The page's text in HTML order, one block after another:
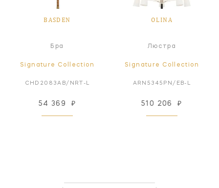
BASDEN
Бра
Signature Collection
CHD2083AB/NRT-L
54 369 ₽
OLINA
Люстра
Signature Collection
ARN5345PN/EB-L
510 206 ₽